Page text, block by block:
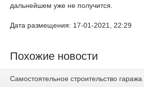
дальнейшем уже не получится.
Дата размещения: 17-01-2021, 22:29
Похожие новости
Самостоятельное строительство гаража